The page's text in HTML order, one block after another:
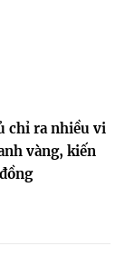
chỉ ra nhiều vi
vàng, kiến